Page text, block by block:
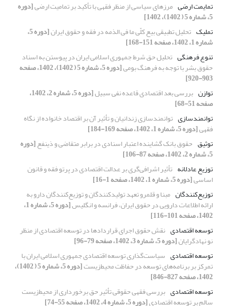
تمایمت ارضی مرزهای سیاسی از منظر فقهی با تأکید بر تمامیت ارضی[دوره
5، شماره 5 ( 1402)، 1402]
تملیک تحلیل تطبیقی بیع کلّی ما فی الذمه در فقه و حقوق ایران [دوره 5،
شماره 1، 1402، صفحه 151-168]
تنوع فرهنگی تحلیل حق شرط جمهوری اسلامی ایران در پیوستن به اسناد
حقوق بشر با توجه به فرهنگ بومی [دوره 5، شماره 5 ( 1402)، 1402، صفحه
903-920]
توازن بررسی بعد اقتصادی قاعده نفی سبیل [دوره 5، شماره 2، 1402،
صفحه 51-68]
توانمندسازی توانمند‌سازی زندانیان و تأثیر آن بر اقتصاد خانواده از نگاه
فقهی[دوره 5، شماره 1، 1402، صفحه 169-184]
توثیق حقوق بانک گشاینده اعتبار اسنادی در برابر متقاضی و ذینفع[دوره
5، شماره 2، 1402، صفحه 87-106]
توزیع عادلانه تأثیر اشرافی‌گری بر عدالت اقتصادی در پرتو فقه و قانون
اساسی[دوره 5، شماره 1، 1402، صفحه 1-16]
توزیع‌کنندگان مبنا و قلمرو تعهد تولیدکنندگان و توزیع‌کنندگان دارو به
ارائه اطلاعات دارویی در حقوق ایران، فرانسه و انگلیس [دوره 5، شماره 1،
1402، صفحه 101-116]
توسعه اقتصادی نقش حقوق اجرای قراردادها در توسعه اقتصادی از منظر
نو نهادگرایان[دوره 5، شماره 3، 1402، صفحه 79-96]
توسعه اقتصادی سیاست‌گذاری توسعه اقتصادی جمهوری اسلامی ایران با
تمرکز بر برنامه‌های توسعه در حفاظت محیط‌زیست [دوره 5، شماره 5 ( 1402)،
1402، صفحه 827-846]
توسعه اقتصادی بررسی فقهی حقوقی تأثیر حق برخورداری از محیط‌زیست
سالم بر توسعه اقتصادی[دوره 5، شماره 4، 1402، صفحه 55-74]